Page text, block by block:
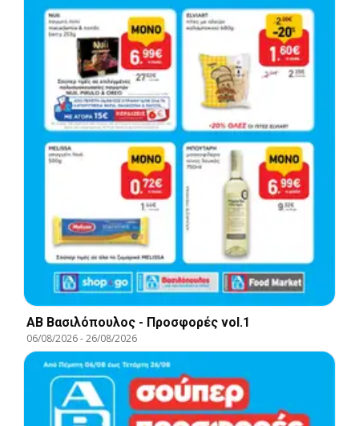
ΑΒ Βασιλόπουλος - Προσφορές vol.1
06/08/2026-26/08/2026